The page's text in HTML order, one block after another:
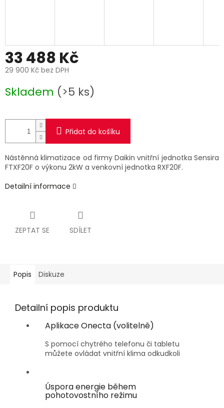
33 488 Kč
29 900 Kč bez DPH
cena:
Skladem (>5 ks)
Přidat do košíku
Nástěnná klimatizace od firmy Daikin vnitřní jednotka Sensira
FTXF20F o výkonu 2kW a venkovní jednotka RXF20F.
Detailní informace
ZEPTAT SE SDÍLET
Popis Diskuze
Detailní popis produktu
Aplikace Onecta (volitelně)
S pomocí chytrého telefonu či tabletu
můžete ovládat vnitřní klima odkudkoli
Úspora energie během
pohotovostního režimu